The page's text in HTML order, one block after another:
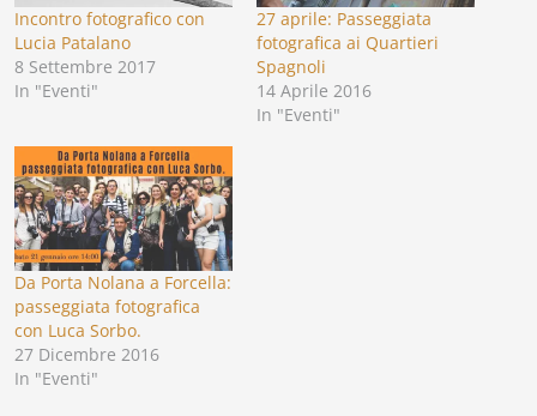
Incontro fotografico con
Lucia Patalano
8 Settembre 2017
In "Eventi"
27 aprile: Passeggiata
fotografica ai Quartieri
Spagnoli
14 Aprile 2016
In "Eventi"
Da Porta Nolana a Forcella:
passeggiata fotografica
con Luca Sorbo.
27 Dicembre 2016
In "Eventi"